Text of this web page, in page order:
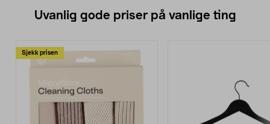
Uvanlig gode priser på vanlige ting
Sjekk prisen